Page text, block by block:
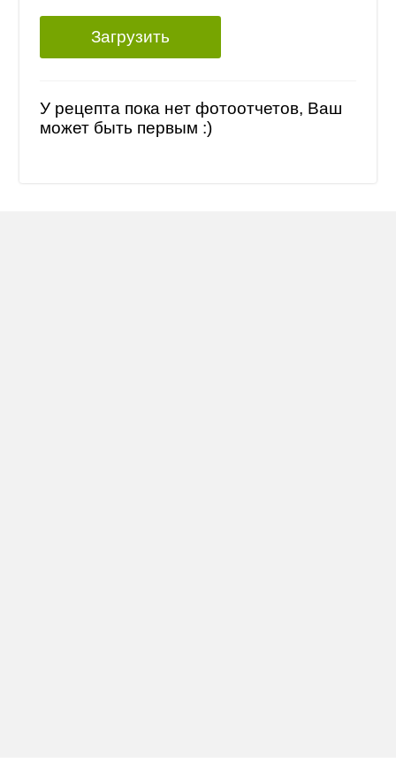
Загрузить
У рецепта пока нет фотоотчетов, Ваш
может быть первым :)